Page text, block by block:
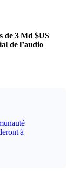
de 3 Md $US
de l’audio
à